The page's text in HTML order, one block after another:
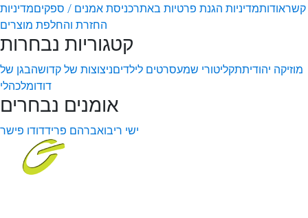
קשראודותמדיניות הגנת פרטיות באתרכניסת אמנים / ספקיםמדיניות
החזרת והחלפת מוצרים
קטגוריות נבחרות
מוזיקה יהודיתתקליטורי שמעסרטים לילדיםניצוצות של קדושהבגן של
דודומלכהלי
אומנים נבחרים
ישי ריבואברהם פרידדודו פישר